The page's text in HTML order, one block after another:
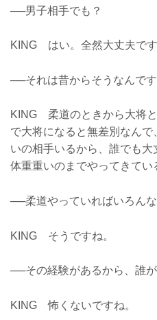
──男子相手でも？
KING はい。全然大丈夫です
──それは昔からそうなんです
KING 柔道のときから大将
で大将になると無差別なん
いの相手いるから、誰でも
体重重いのまでやってきてい
──柔道やっていればいろん
KING そうですね。
──その経験があるから、誰が
KING 怖くないですね。